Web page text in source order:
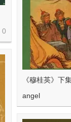
0
《穆桂英》下
angel